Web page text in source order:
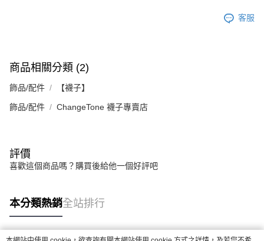
客服
商品相關分類 (2)
飾品/配件 【襪子】
飾品/配件 ChangeTone 襪子專賣店
評價
喜歡這個商品嗎？購買後給他一個好評吧
本分類熱銷全站排行